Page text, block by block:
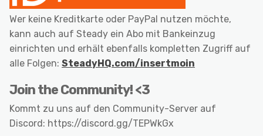
Wer keine Kreditkarte oder PayPal nutzen möchte,
kann auch auf Steady ein Abo mit Bankeinzug
einrichten und erhält ebenfalls kompletten Zugriff auf
alle Folgen: SteadyHQ.com/insertmoin
Join the Community! <3
Kommt zu uns auf den Community-Server auf
Discord: https://discord.gg/TEPWkGx